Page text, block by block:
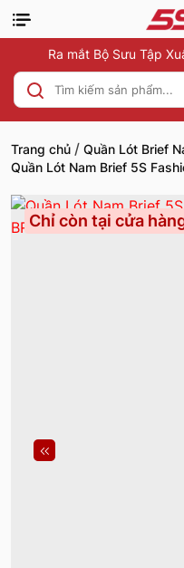
Ra mắt Bộ Sưu Tập
Trang chủ / Quần Lót Brief
Quần Lót Nam Brief 5S
Chỉ còn tại cửa